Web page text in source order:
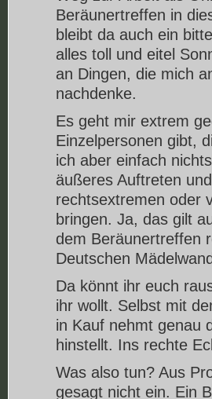
Beräunertreffen in
bleibt da auch ein
alles toll und eitel
an Dingen, die mich
nachdenke.
Es geht mir extrem
Einzelpersonen gibt,
ich aber einfach
äußeres Auftreten
rechtsextremen oder
bringen. Ja, das gilt
dem Beräunertreffen
Deutschen
Da könnt ihr euch
ihr wollt. Selbst mit
in Kauf nehmt genau
hinstellt. Ins rechte
Was also tun? Aus
gesagt nicht ein. Ein